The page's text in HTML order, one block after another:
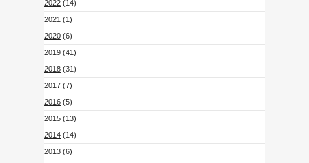
2022 (14)
2021 (1)
2020 (6)
2019 (41)
2018 (31)
2017 (7)
2016 (5)
2015 (13)
2014 (14)
2013 (6)